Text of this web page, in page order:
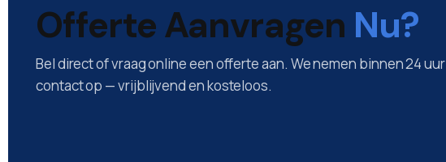
Offerte Aanvragen Nu?
Bel direct of vraag online een offerte aan. We nemen binnen 24 uur
contact op — vrijblijvend en kosteloos.